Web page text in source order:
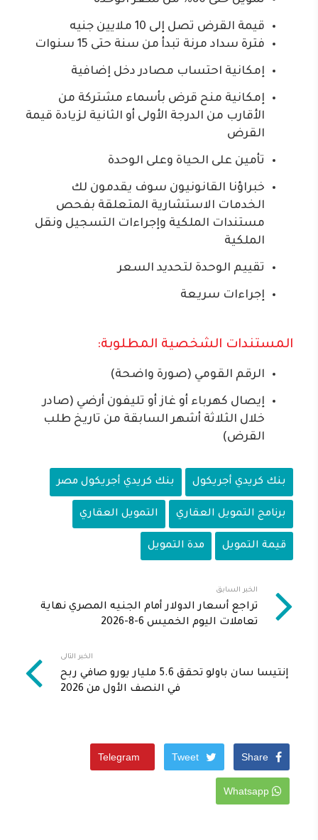
قيمة القرض تصل إلى 10 ملايين جنيه
فترة سداد مرنة تبدأ من سنة حتى 15 سنوات
إمكانية احتساب مصادر دخل إضافية
إمكانية منح قرض بأسماء مشتركة من
الأقارب من الدرجة الأولى أو الثانية لزيادة قيمة
القرض
تأمين على الحياة وعلى الوحدة
خبراؤنا القانونيون سوف يقدمون لك
الخدمات الاستشارية المتعلقة بفحص
مستندات الملكية وإجراءات التسجيل ونقل
الملكية
تقييم الوحدة لتحديد السعر
إجراءات سريعة
المستندات الشخصية المطلوبة:
الرقم القومي (صورة واضحة)
إيصال كهرباء أو غاز أو تليفون أرضي (صادر
خلال الثلاثة أشهر السابقة من تاريخ طلب
القرض)
بنك كريدي أجريكول بنك كريدي أجريكول مصر
برنامج التمويل العقاري التمويل العقاري
قيمة التمويل مدة التمويل
الخبر السابق
تراجع أسعار الدولار أمام الجنيه المصري نهاية
تعاملات اليوم الخميس 6-8-2026
الخبر التالى
إنتيسا سان باولو تحقق 5.6 مليار يورو صافي ربح
في النصف الأول من 2026